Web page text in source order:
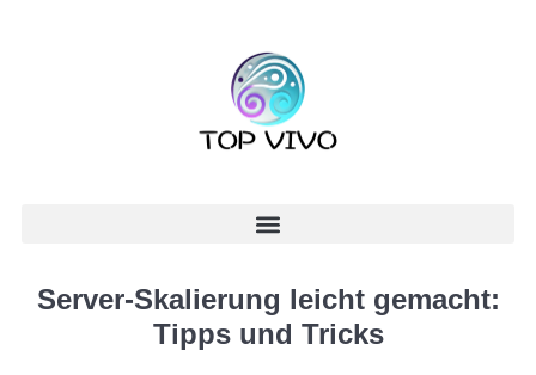
Server-Skalierung leicht gemacht:
Tipps und Tricks